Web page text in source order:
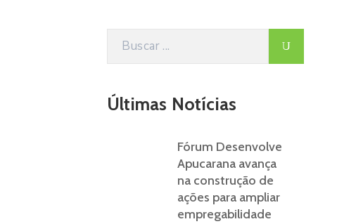
Últimas Notícias
Fórum Desenvolve
Apucarana avança
na construção de
ações para ampliar
empregabilidade